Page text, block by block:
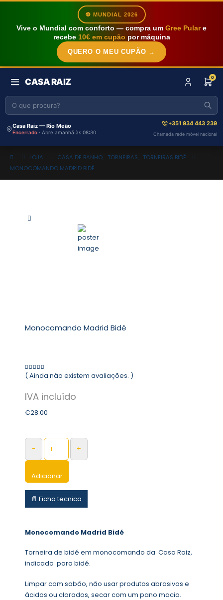
⚽ MUNDIAL 2026
Vive o Mundial com conforto — compra um Gree Pulare
recebe 10€ em cupão por máquina
QUERO O MEU CUPÃO →
CASA RAIZ 0
Casa Raiz — Rio Meão
Encerrado · Abre amanhã às 08:30
+351 934 443 239
Chamada rede móvel nacional
LOJA CASA DE BANHO, TORNEIRAS, TORNEIRAS BIDÉ
MONOCOMANDO MADRID BIDÉ
Monocomando Madrid Bidé
0 out of 5
( Ainda não existem avaliações. )
€28.00
- +
Adicionar
📄 Ficha tecnica
Monocomando Madrid Bidé
Torneira de bidé em monocomando da Casa Raiz,
indicado para bidé.
Limpar com sabão, não usar produtos abrasivos e
ácidos ou clorados, secar com um pano macio.